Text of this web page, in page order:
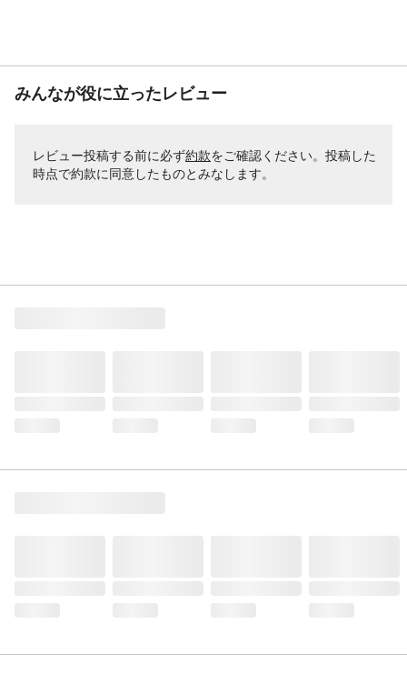
みんなが役に立ったレビュー
レビュー投稿する前に必ず約款をご確認ください。投稿した
時点で約款に同意したものとみなします。